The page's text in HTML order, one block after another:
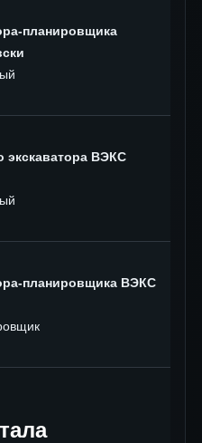
планировщика
экскаватора ВЭКС
планировщика ВЭКС